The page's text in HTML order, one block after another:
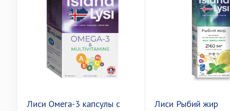
Лиси Омега-3 капсулы с
Лиси Рыбий жир